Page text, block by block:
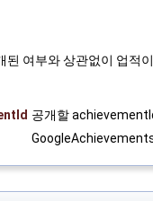
된 여부와 상관없이 업적
공개할